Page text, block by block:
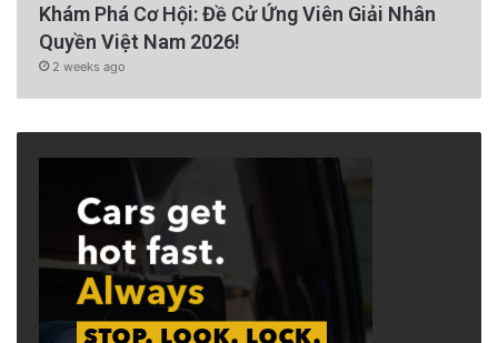
Khám Phá Cơ Hội: Đề Cử Ứng Viên Giải Nhân
Quyền Việt Nam 2026!
2 weeks ago